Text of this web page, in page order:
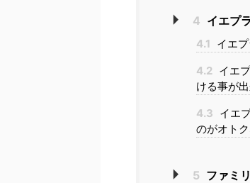
4 イエプ
4.1 イエ
4.2 イエ
ける事が
4.3 イエ
のがオト
5 ファミ